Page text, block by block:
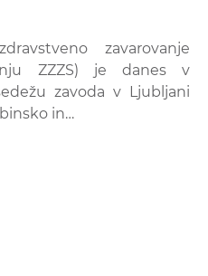
zavarovanje
ZZZS) je danes v
zavoda v Ljubljani
in…